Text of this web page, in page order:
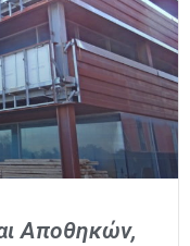
Αποθηκών,